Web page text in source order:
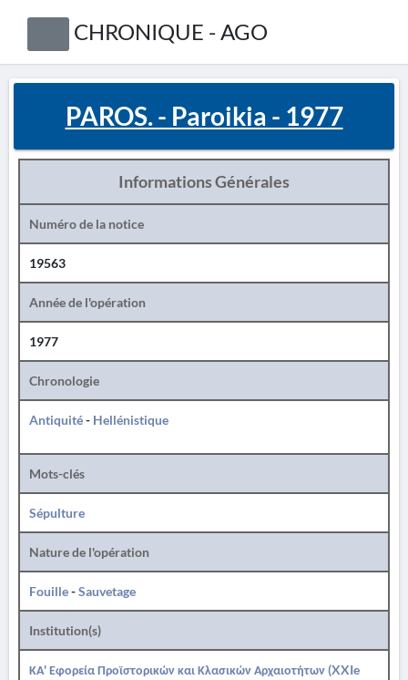
CHRONIQUE - AGO
PAROS. - Paroikia - 1977
Informations Générales
Numéro de la notice
19563
Année de l'opération
1977
Chronologie
Antiquité- Hellénistique
Mots-clés
Sépulture
Nature de l'opération
Fouille-Sauvetage
Institution(s)
ΚΑ' Εφορεία Προϊστορικών και Κλασικών Αρχαιοτήτων (XXIe